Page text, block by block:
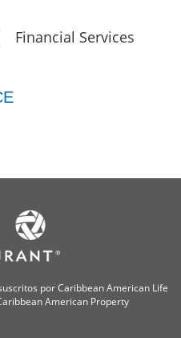
Financial Services
por Caribbean American Life
American Property